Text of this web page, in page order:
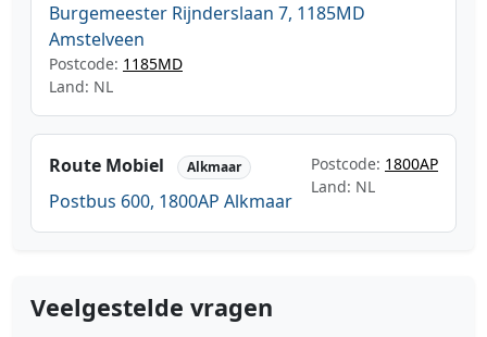
Burgemeester Rijnderslaan 7, 1185MD
Amstelveen
Postcode: 1185MD
Land: NL
Route Mobiel Alkmaar
Postbus 600, 1800AP Alkmaar
Postcode: 1800AP
Land: NL
Veelgestelde vragen